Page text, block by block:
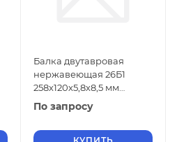
Балка двутавровая
нержавеющая 26Б1
258х120х5,8х8,5 мм
06ХН28МДТ ГОСТ 26020-
По запросу